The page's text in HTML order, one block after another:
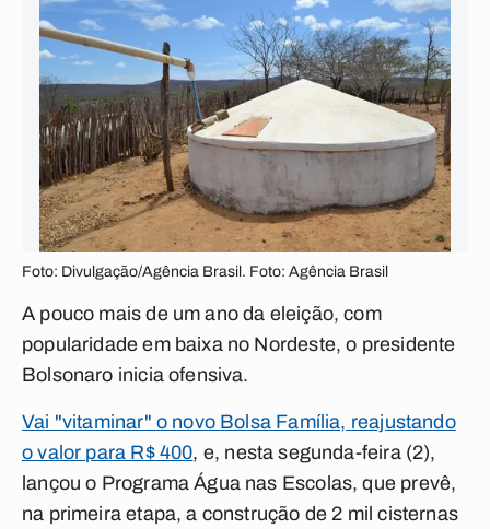
Foto: Divulgação/Agência Brasil. Foto: Agência Brasil
A pouco mais de um ano da eleição, com
popularidade em baixa no Nordeste, o presidente
Bolsonaro inicia ofensiva.
Vai "vitaminar" o novo Bolsa Família, reajustando
o valor para R$ 400, e, nesta segunda-feira (2),
lançou o Programa Água nas Escolas, que prevê,
na primeira etapa, a construção de 2 mil cisternas